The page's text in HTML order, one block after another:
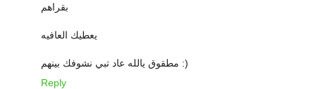
بقراهم
يعطيك العافيه
مطقوق يالله عاد تبي نشوفك بينهم :)
Reply